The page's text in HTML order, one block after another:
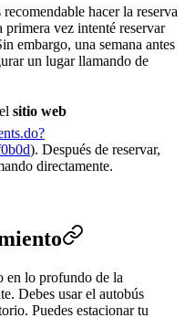
hacer la reserva
vez intenté reservar
embargo, una semana antes
un lugar llamando de
sitio web
). Después de reservar,
directamente.
en lo profundo de la
Debes usar el autobús
Puedes estacionar tu